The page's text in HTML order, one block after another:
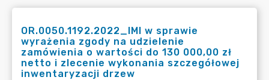
OR.0050.1192.2022_IMI w sprawie
wyrażenia zgody na udzielenie
zamówienia o wartości do 130 000,00 zł
netto i zlecenie wykonania szczegółowej
inwentaryzacji drzew